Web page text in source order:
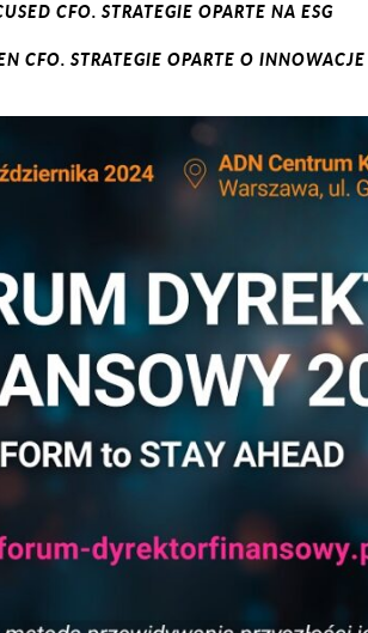
CFO. STRATEGIE OPARTE NA ESG
CFO. STRATEGIE OPARTE O INNOWACJE